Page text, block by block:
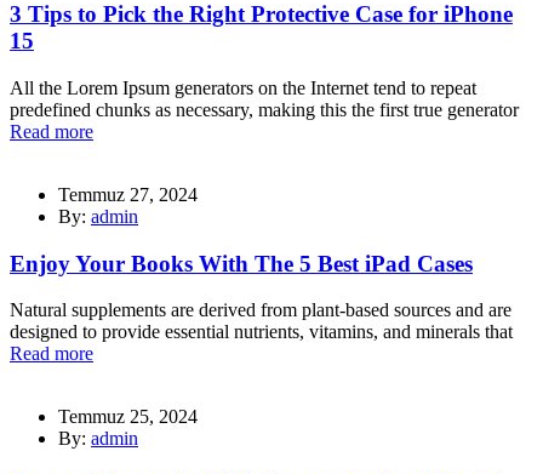
3 Tips to Pick the Right Protective Case for iPhone
15
All the Lorem Ipsum generators on the Internet tend to repeat
predefined chunks as necessary, making this the first true generator
Read more
Temmuz 27, 2024
By: admin
Enjoy Your Books With The 5 Best iPad Cases
Natural supplements are derived from plant-based sources and are
designed to provide essential nutrients, vitamins, and minerals that
Read more
Temmuz 25, 2024
By: admin